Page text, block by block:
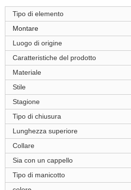
Tipo di elemento
Montare
Luogo di origine
Caratteristiche del prodotto
Materiale
Stile
Stagione
Tipo di chiusura
Lunghezza superiore
Collare
Sia con un cappello
Tipo di manicotto